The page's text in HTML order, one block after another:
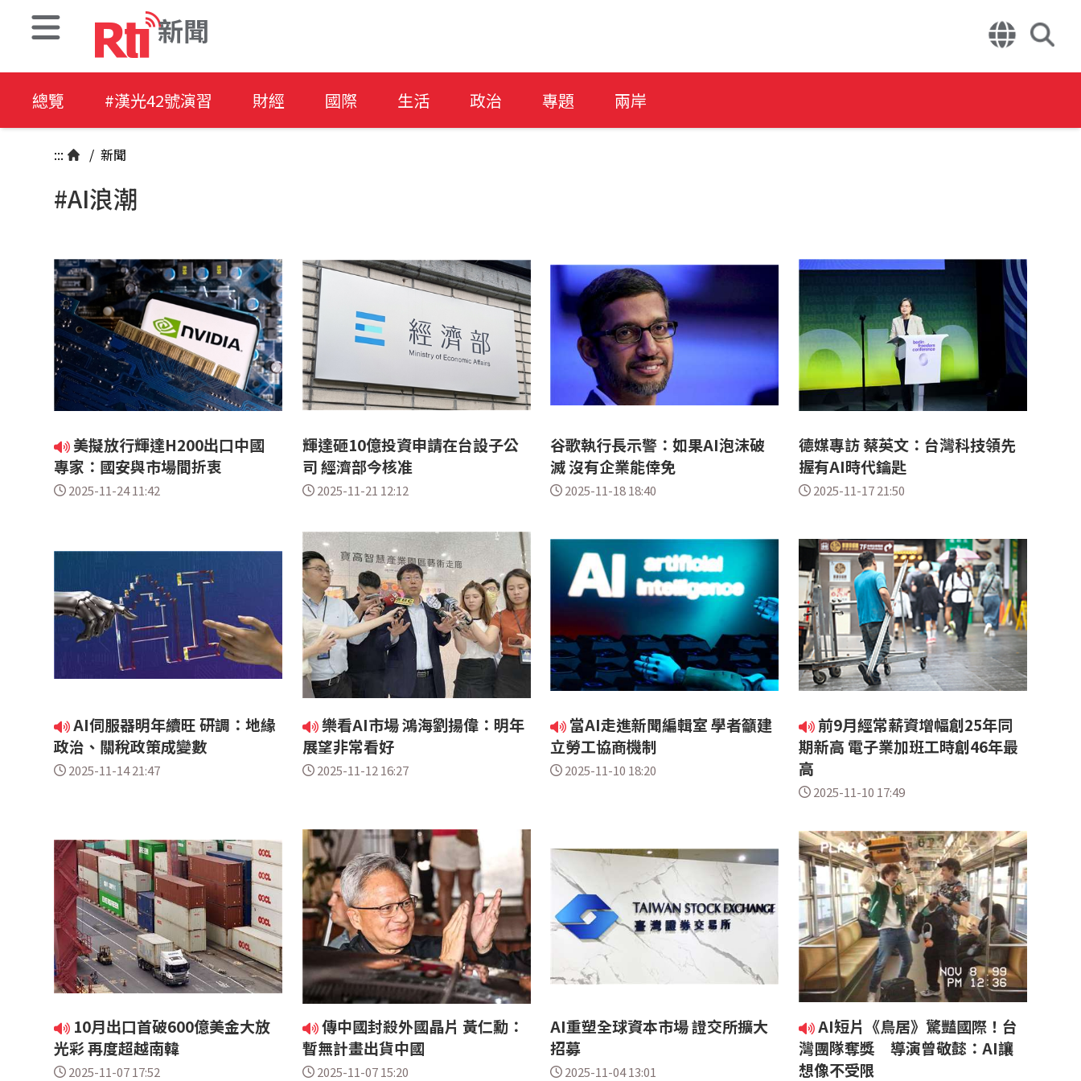
新聞
總覽 #漢光42號演習 財經 國際 生活 政治 專題 兩岸
::: / 新聞
#AI浪潮
美擬放行輝達H200出口中國
專家：國安與市場間折衷
2025-11-24 11:42
輝達砸10億投資申請在台設子公
司 經濟部今核准
2025-11-21 12:12
谷歌執行長示警：如果AI泡沫破
滅 沒有企業能倖免
2025-11-18 18:40
德媒專訪 蔡英文：台灣科技領先
握有AI時代鑰匙
2025-11-17 21:50
AI伺服器明年續旺 研調：地緣
政治、關稅政策成變數
2025-11-14 21:47
樂看AI市場 鴻海劉揚偉：明年
展望非常看好
2025-11-12 16:27
當AI走進新聞編輯室 學者籲建
立勞工協商機制
2025-11-10 18:20
前9月經常薪資增幅創25年同
期新高 電子業加班工時創46年最
高
2025-11-10 17:49
10月出口首破600億美金大放
光彩 再度超越南韓
2025-11-07 17:52
傳中國封殺外國晶片 黃仁勳：
暫無計畫出貨中國
2025-11-07 15:20
AI重塑全球資本市場 證交所擴大
招募
2025-11-04 13:01
AI短片《鳥居》驚豔國際！台
灣團隊奪獎 導演曾敬懿：AI讓
想像不受限